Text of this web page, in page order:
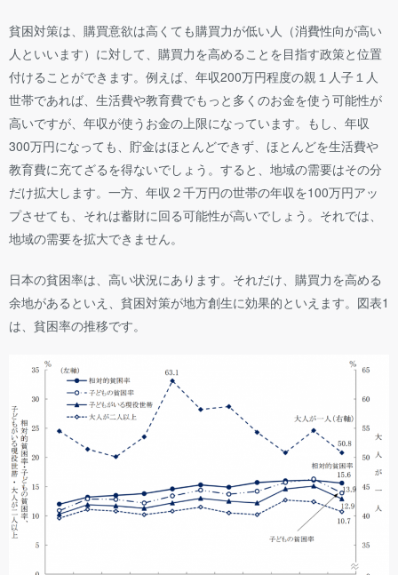
貧困対策は、購買意欲は高くても購買力が低い人（消費性向が高い
人といいます）に対して、購買力を高めることを目指す政策と位置
付けることができます。例えば、年収200万円程度の親１人子１人
世帯であれば、生活費や教育費でもっと多くのお金を使う可能性が
高いですが、年収が使うお金の上限になっています。もし、年収
300万円になっても、貯金はほとんどできず、ほとんどを生活費や
教育費に充てざるを得ないでしょう。すると、地域の需要はその分
だけ拡大します。一方、年収２千万円の世帯の年収を100万円アッ
プさせても、それは蓄財に回る可能性が高いでしょう。それでは、
地域の需要を拡大できません。
日本の貧困率は、高い状況にあります。それだけ、購買力を高める
余地があるといえ、貧困対策が地方創生に効果的といえます。図表1
は、貧困率の推移です。